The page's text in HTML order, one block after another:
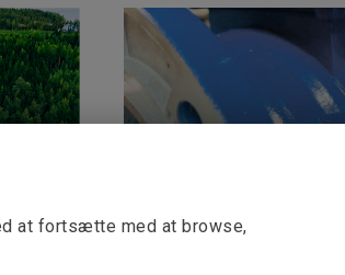
at fortsætte med at browse,